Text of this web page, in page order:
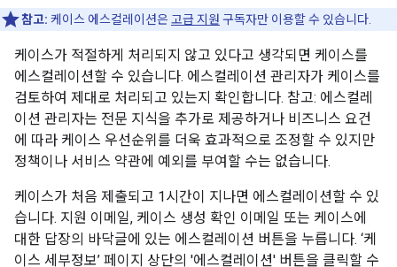
참고: 케이스 에스컬레이션은고급 지원 구독자만 이용할 수 있습니다.
케이스가 적절하게 처리되지 않고 있다고 생각되면 케이스를
에스컬레이션할 수 있습니다. 에스컬레이션 관리자가 케이스를
검토하여 제대로 처리되고 있는지 확인합니다. 참고: 에스컬레
이션 관리자는 전문 지식을 추가로 제공하거나 비즈니스 요건
에 따라 케이스 우선순위를 더욱 효과적으로 조정할 수 있지만
정책이나 서비스 약관에 예외를 부여할 수는 없습니다.
케이스가 처음 제출되고 1시간이 지나면 에스컬레이션할 수 있
습니다. 지원 이메일, 케이스 생성 확인 이메일 또는 케이스에
대한 답장의 바닥글에 있는 에스컬레이션 버튼을 누릅니다. ‘케
이스 세부정보’ 페이지 상단의 '에스컬레이션' 버튼을 클릭할 수